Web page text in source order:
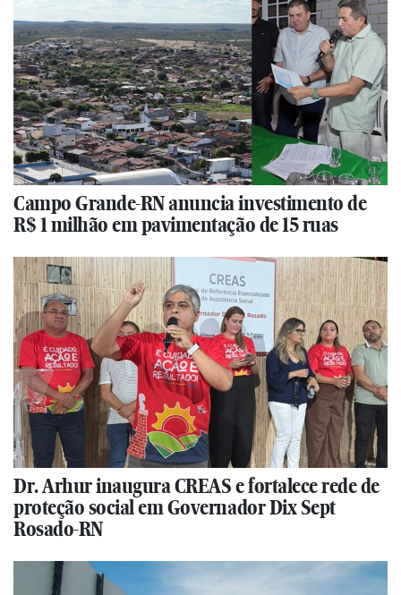
Campo Grande-RN anuncia investimento de
R$ 1 milhão em pavimentação de 15 ruas
Dr. Arhur inaugura CREAS e fortalece rede de
proteção social em Governador Dix Sept
Rosado-RN